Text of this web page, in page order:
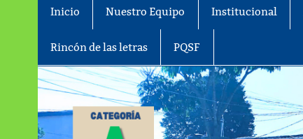
Inicio Nuestro Equipo Institucional
Rincón de las letras PQSF